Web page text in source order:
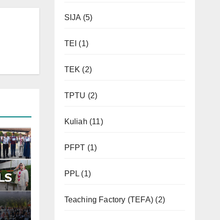
SIJA (5)
TEI (1)
TEK (2)
TPTU (2)
Kuliah (11)
PFPT (1)
PPL (1)
Teaching Factory (TEFA) (2)